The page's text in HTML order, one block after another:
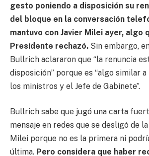
gesto poniendo a disposición su
del bloque en la conversación
mantuvo con Javier Milei ayer, algo
Presidente rechazó. Sin embargo,
Bullrich aclararon que “la renuncia
disposición” porque es “algo similar
los ministros y el Jefe de Gabinete”.
Bullrich sabe que jugó una carta
mensaje en redes que se desligó de
Milei porque no es la primera ni
última. Pero considera que haber